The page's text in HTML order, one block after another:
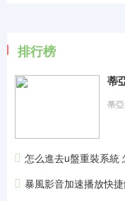
排行榜
蒂
蒂
怎么進去u盤重裝系統
暴風影音加速播放快